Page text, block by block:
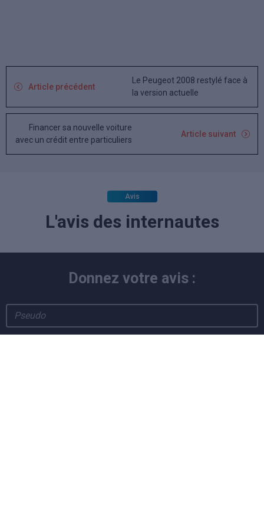
Article précédent
Le Peugeot 2008 restylé face à
la version actuelle
Financer sa nouvelle voiture
avec un crédit entre particuliers
Article suivant
Avis
L'avis des internautes
Donnez votre avis :